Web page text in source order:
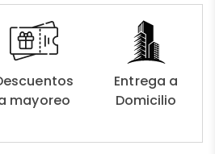
mayoreo
Entrega a
Domicilio